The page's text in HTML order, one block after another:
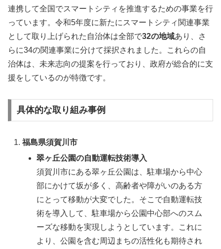
連携して全国でスマートシティを推進するための事業を行
っています。令和5年度に新たにスマートシティ関連事業
として取り上げられた自治体は全部で32の地域あり、さ
らに34の関連事業に分けて採択されました。これらの自
治体は、未来志向の提案を行っており、政府が総合的に支
援をしているのが特徴です。
具体的な取り組み事例
福島県須賀川市
翠ヶ丘公園の自動運転技術導入
須賀川市にある翠ヶ丘公園は、駐車場から中心
部にかけて坂が多く、高齢者や障がいのある方
にとって移動が大変でした。そこで自動運転技
術を導入して、駐車場から公園中心部へのスム
ーズな移動を実現しようとしています。これに
より、公園を含む周辺まちの活性化も期待され